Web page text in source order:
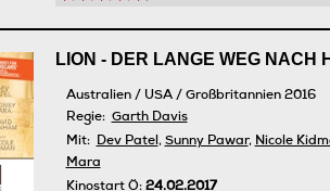
LION - DER LANGE WEG NACH
Australien / USA / Großbritannien 2016
Regie:Garth Davis
Mit: Dev Patel,Sunny Pawar,Nicole
Mara
Kinostart Ö: 24.02.2017